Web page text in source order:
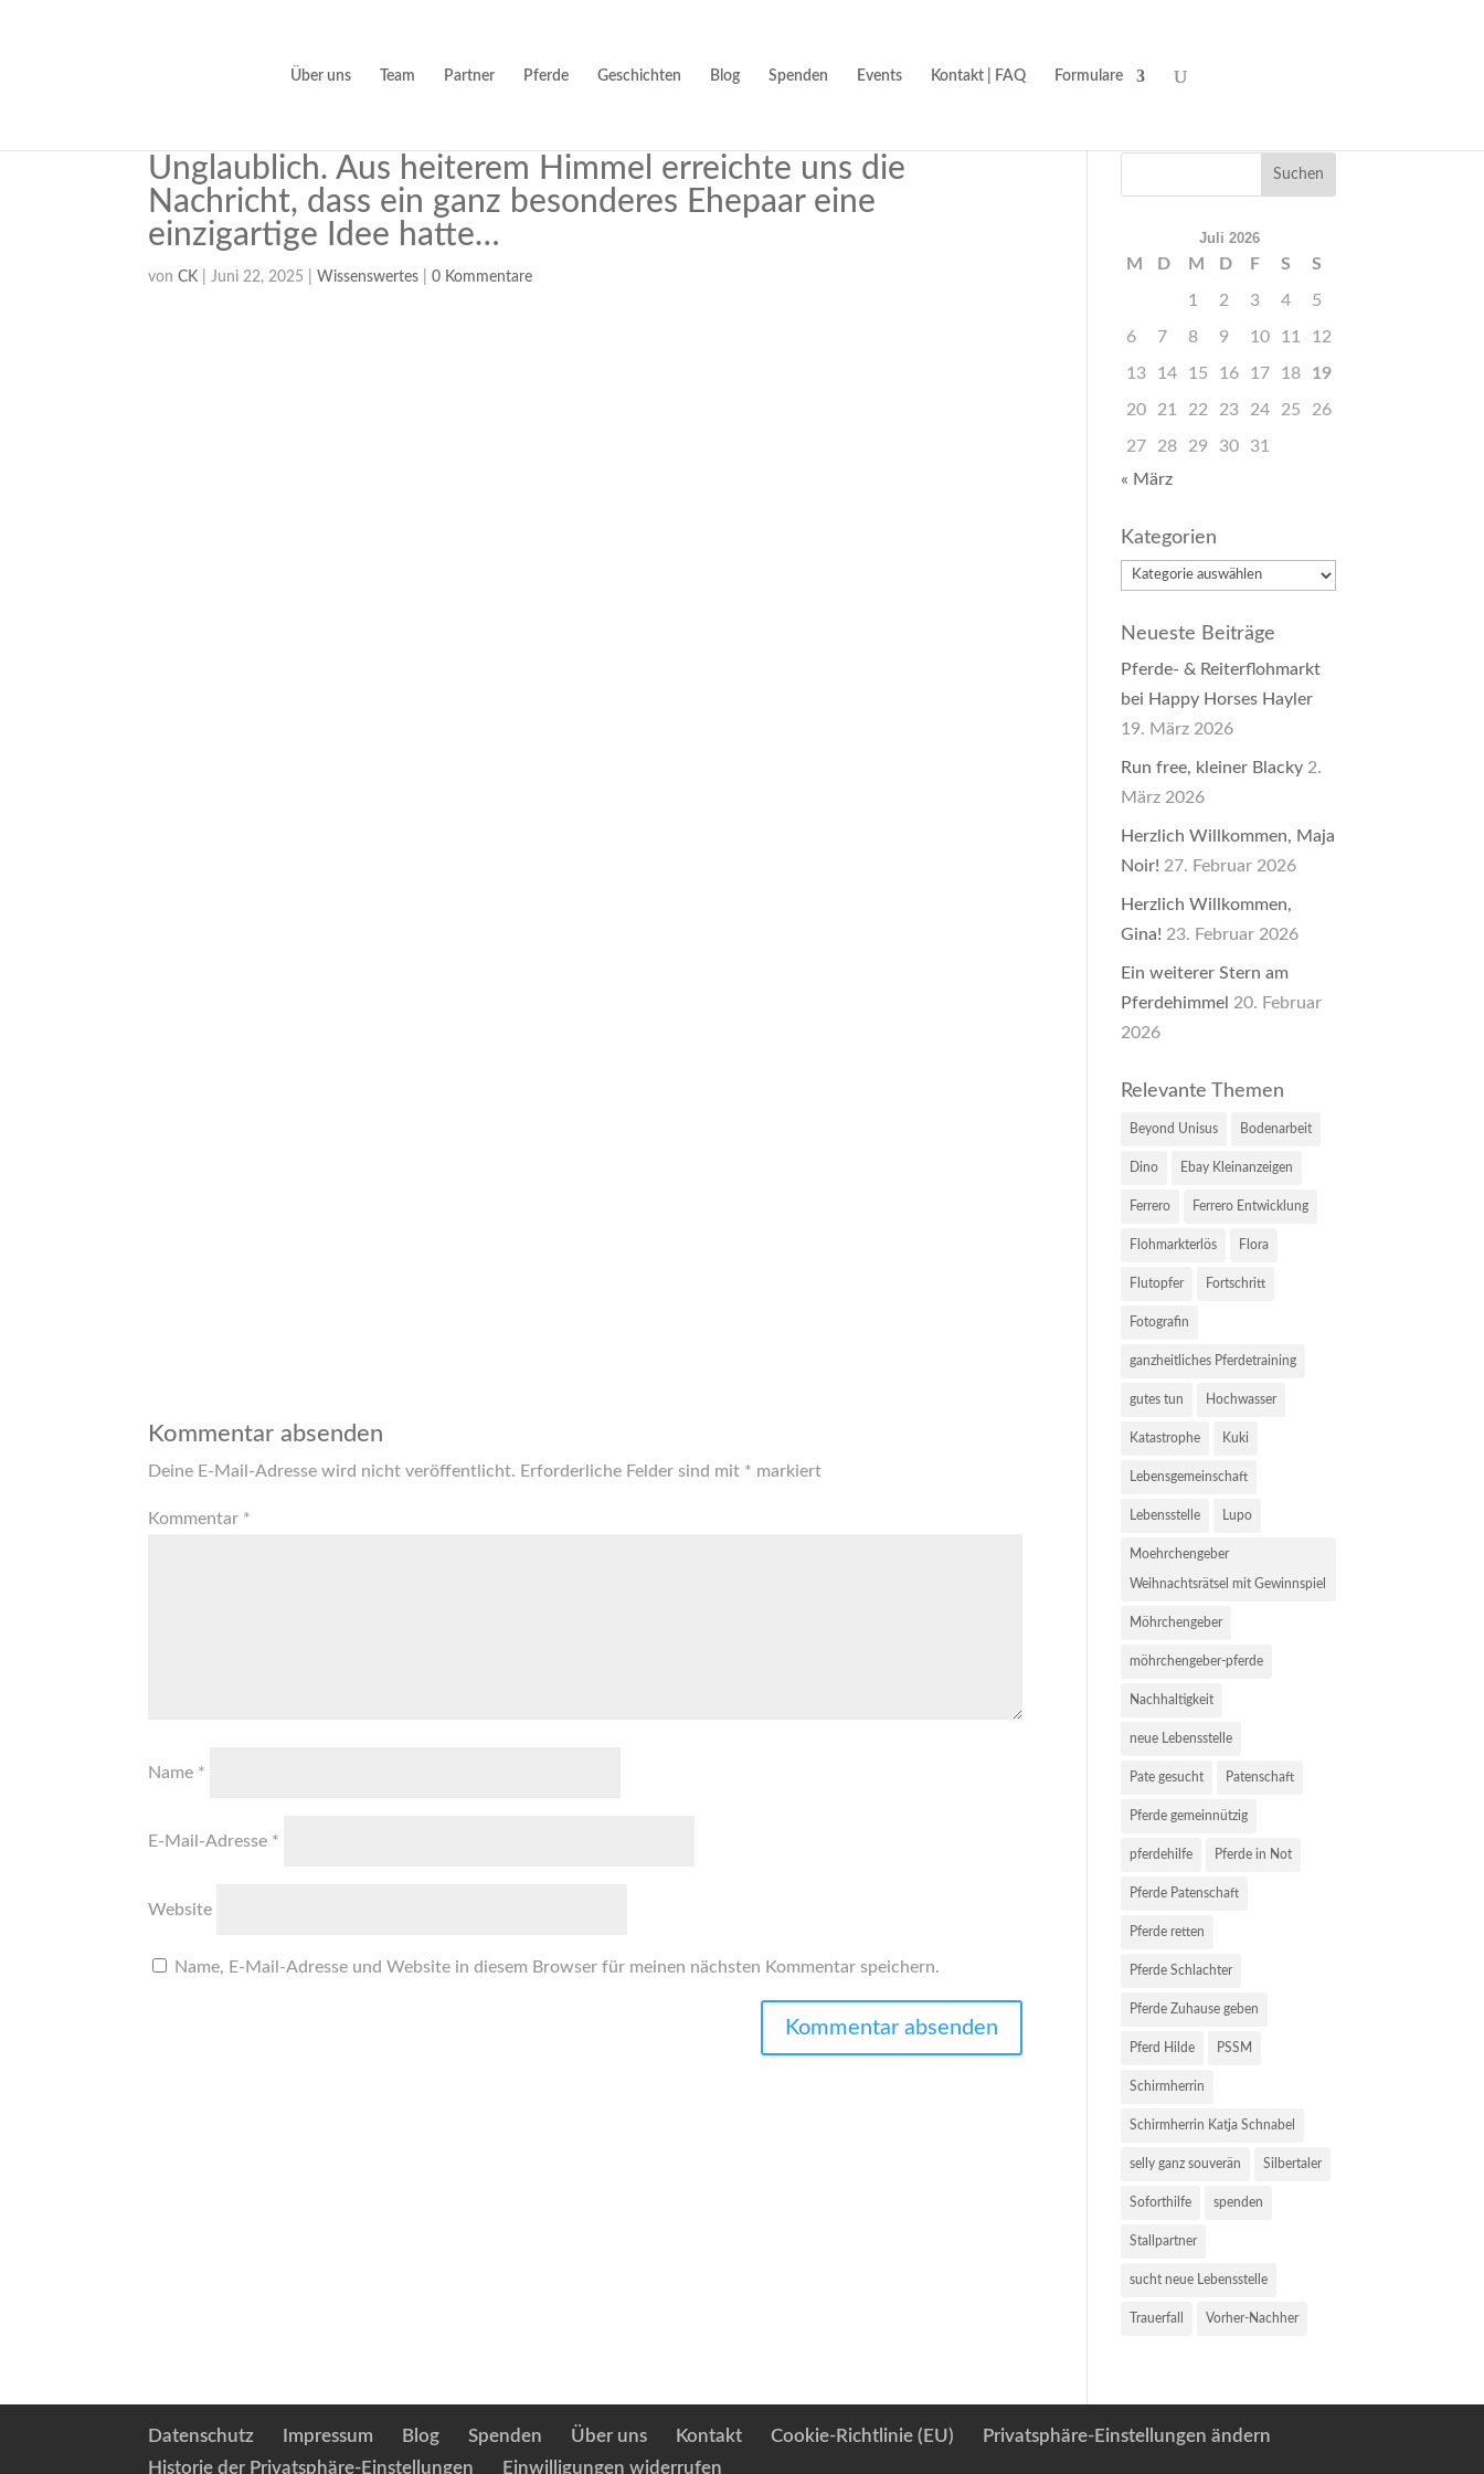
Über uns Team Partner Pferde Geschichten Blog Spenden Events Kontakt | FAQ Formulare
Unglaublich. Aus heiterem Himmel erreichte uns die
Nachricht, dass ein ganz besonderes Ehepaar eine
einzigartige Idee hatte…
vonCK |Juni 22, 2025 Wissenswertes |0 Kommentare
Kommentar absenden
Deine E-Mail-Adresse wird nicht veröffentlicht. Erforderliche Felder sind mit * markiert
Kommentar *
Name *
E-Mail-Adresse *
Website
Name, E-Mail-Adresse und Website in diesem Browser für meinen nächsten Kommentar speichern.
Juli 2026
M D M D F S S
1 2 3 4 5
6 7 8 9 10 11 12
13 14 15 16 17 18 19
20 21 22 23 24 25 26
27 28 29 30
31
« März
Kategorien
Kategorien
Neueste Beiträge
Pferde- & Reiterflohmarkt
bei Happy Horses Hayler
19. März 2026
Run free, kleiner Blacky 2.
März 2026
Herzlich Willkommen, Maja
Noir! 27. Februar 2026
Herzlich Willkommen,
Gina! 23. Februar 2026
Ein weiterer Stern am
Pferdehimmel 20. Februar
2026
Relevante Themen
Beyond Unisus Bodenarbeit
Dino Ebay Kleinanzeigen
Ferrero Ferrero Entwicklung
Flohmarkterlös Flora
Flutopfer Fortschritt
Fotografin
ganzheitliches Pferdetraining
gutes tun Hochwasser
Katastrophe Kuki
Lebensgemeinschaft
Lebensstelle Lupo
Moehrchengeber
Weihnachtsrätsel mit Gewinnspiel
Möhrchengeber
möhrchengeber-pferde
Nachhaltigkeit
neue Lebensstelle
Pate gesucht Patenschaft
Pferde gemeinnützig
pferdehilfe Pferde in Not
Pferde Patenschaft
Pferde retten
Pferde Schlachter
Pferde Zuhause geben
Pferd Hilde PSSM
Schirmherrin
Schirmherrin Katja Schnabel
selly ganz souverän Silbertaler
Soforthilfe spenden
Stallpartner
sucht neue Lebensstelle
Trauerfall Vorher-Nachher
Datenschutz Impressum Blog Spenden Über uns Kontakt Cookie-Richtlinie (EU)
Privatsphäre-Einstellungen ändern
Historie der Privatsphäre-Einstellungen
Einwilligungen widerrufen